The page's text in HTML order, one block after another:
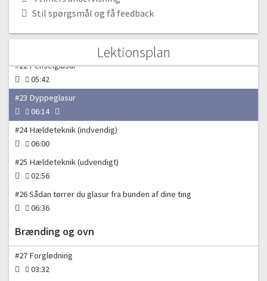
Stil spørgsmål og få feedback
Lektionsplan
15:17
#21 Sådan arbejder du med glasur
#22 Penselglasur
05:42
#23 Dyppeglasur
06:14
#24 Hældeteknik (indvendig)
06:00
#25 Hældeteknik (udvendigt)
02:56
#26 Sådan tørrer du glasur fra bunden af dine ting
06:36
Brænding og ovn
#27 Forglødning
03:32